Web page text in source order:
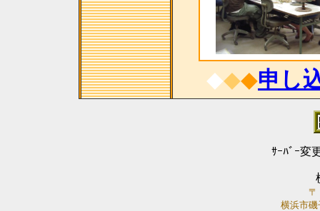
◆◆◆申し
ｻｰﾊﾞｰ変
〒
横浜市